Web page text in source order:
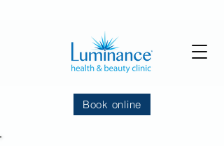
Book online